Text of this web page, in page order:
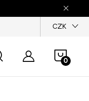
CZK
košík